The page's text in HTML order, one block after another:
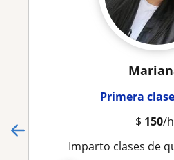
Primera
$ 150/h
Imparto clases de